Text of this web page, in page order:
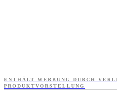
ENTHÄLT WERBUNG DURCH
PRODUKTVORSTELLUNG